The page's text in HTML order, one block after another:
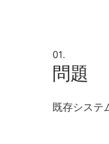
01.
問題
既存システ